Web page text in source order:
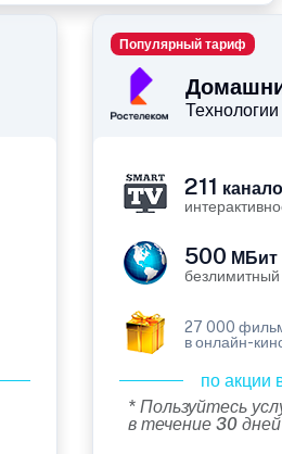
Популярный тариф
211
500 МБит
безлимитный
27 000
в онлайн-
по акции
* Пользуйтесь
в течение 30